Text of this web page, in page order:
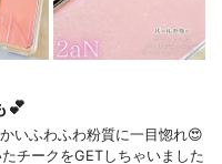
💕
いふわふわ粉質に一目惚れ😍⁡
チークをGETしちゃいました